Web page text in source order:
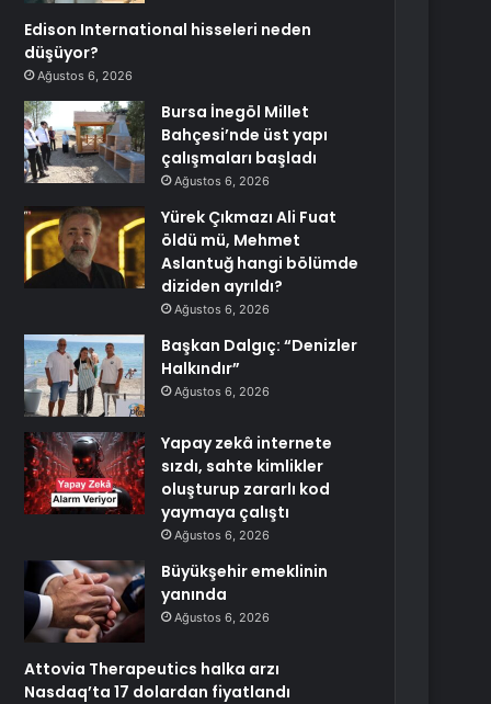
Edison International hisseleri neden
düşüyor?
Ağustos 6, 2026
Bursa İnegöl Millet
Bahçesi’nde üst yapı
çalışmaları başladı
Ağustos 6, 2026
Yürek Çıkmazı Ali Fuat
öldü mü, Mehmet
Aslantuğ hangi bölümde
diziden ayrıldı?
Ağustos 6, 2026
Başkan Dalgıç: “Denizler
Halkındır”
Ağustos 6, 2026
Yapay zekâ internete
sızdı, sahte kimlikler
oluşturup zararlı kod
yaymaya çalıştı
Ağustos 6, 2026
Büyükşehir emeklinin
yanında
Ağustos 6, 2026
Attovia Therapeutics halka arzı
Nasdaq’ta 17 dolardan fiyatlandı